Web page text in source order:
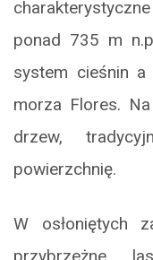
ponad 735 m
system cieśnin
morza Flores.
drzew,
powierzchnię.
W osłoniętych